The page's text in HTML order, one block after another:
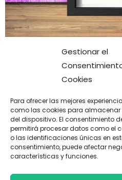
Gestionar el
Cookies
Para ofrecer las mejores
como las cookies para
del dispositivo. El consentimiento
permitirá procesar datos como el
o las identificaciones únicas en
consentimiento, puede afectar
características y funciones.
Ir a Lápices de colores